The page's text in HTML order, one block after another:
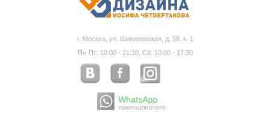
г. Москва, ул. Шипиловская, д. 58, к. 1
Пн-Пт: 10:00 - 21:30, Сб: 10:00 - 17:30